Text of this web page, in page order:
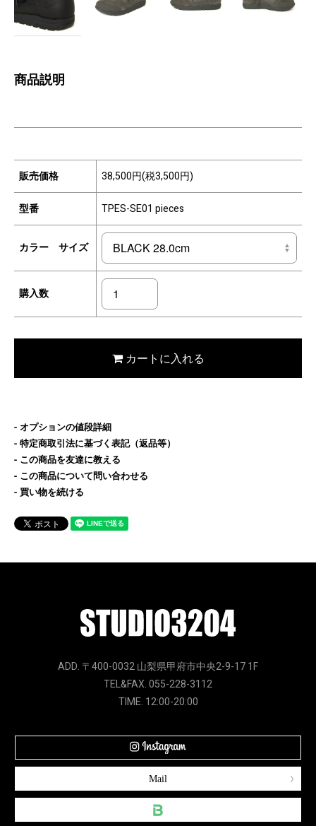
商品説明
販売価格 38,500円(税3,500円)
型番 TPES-SE01 pieces
カラー サイズ
購入数
カートに入れる
オプションの値段詳細
特定商取引法に基づく表記（返品等）
この商品を友達に教える
この商品について問い合わせる
買い物を続ける
ADD. 〒400-0032 山梨県甲府市中央2-9-17 1F
TEL&FAX. 055-228-3112
TIME. 12:00-20:00
Mail